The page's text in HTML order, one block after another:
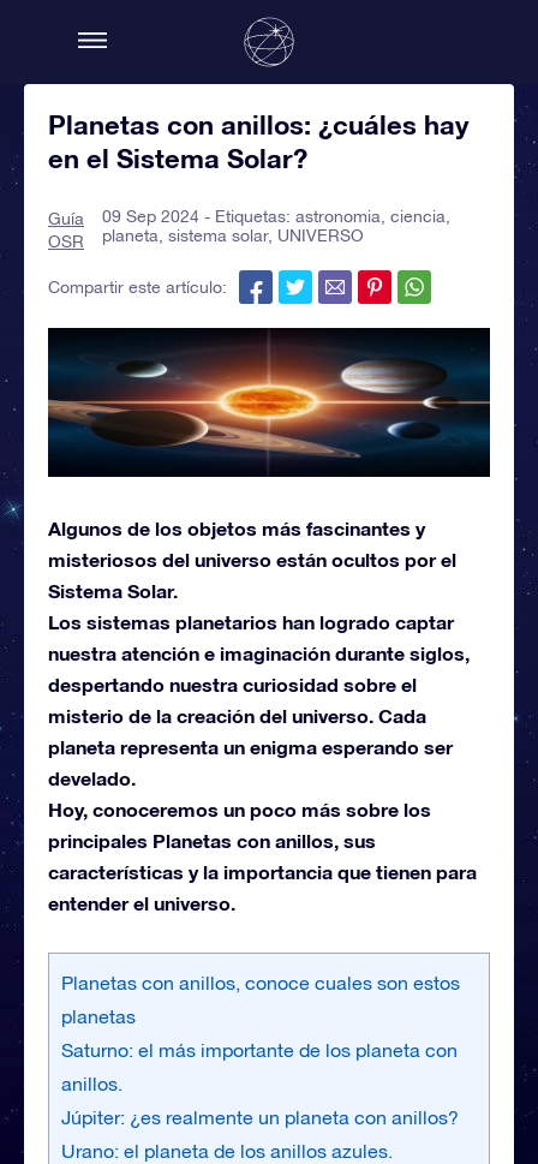
Planetas con anillos: ¿cuáles hay
en el Sistema Solar?
Guía
OSR
09 Sep 2024 - Etiquetas:astronomia ,ciencia
planeta ,sistema solar, UNIVERSO
Compartir este artículo:
Algunos de los objetos más fascinantes y
misteriosos del universo están ocultos por el
Sistema Solar.
Los sistemas planetarios han logrado captar
nuestra atención e imaginación durante siglos,
despertando nuestra curiosidad sobre el
misterio de la creación del universo. Cada
planeta representa un enigma esperando ser
develado.
Hoy, conoceremos un poco más sobre los
principales Planetas con anillos, sus
características y la importancia que tienen para
entender el universo.
Planetas con anillos, conoce cuales son estos
planetas
Saturno: el más importante de los planeta con
anillos.
Júpiter: ¿es realmente un planeta con anillos?
Urano: el planeta de los anillos azules.